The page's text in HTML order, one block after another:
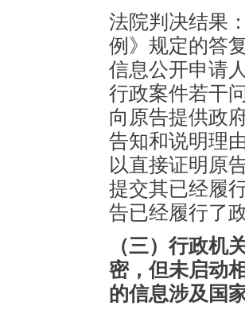
法院判决结果
例》规定的答
信息公开申请
行政案件若干
向原告提供政
告知和说明理
以直接证明原
提交其已经履
告已经履行了
（三）行政
密，但未启动
的信息涉及国